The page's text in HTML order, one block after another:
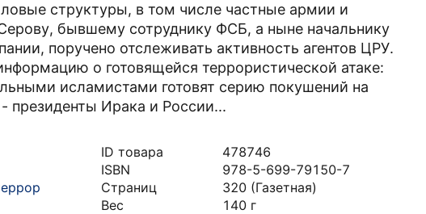
структуры, в том числе частные армии и
бывшему сотруднику ФСБ, а ныне начальнику
поручено отслеживать активность агентов ЦРУ.
о готовящейся террористической атаке:
исламистами готовят серию покушений на
президенты Ирака и России...
ID товара
478746
ISBN
978-5-699-79150-7
Страниц
320 (Газетная)
Вес
140 г